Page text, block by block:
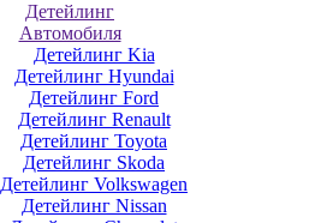
Детейлинг
Автомобиля
Детейлинг Kia
Детейлинг Hyundai
Детейлинг Ford
Детейлинг Renault
Детейлинг Toyota
Детейлинг Skoda
Детейлинг Volkswagen
Детейлинг Nissan